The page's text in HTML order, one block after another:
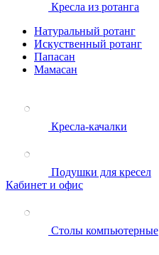
Кресла из ротанга
Натуральный ротанг
Искуственный ротанг
Папасан
Мамасан
Кресла-качалки
Подушки для кресел
Кабинет и офис
Столы компьютерные